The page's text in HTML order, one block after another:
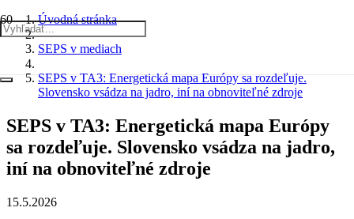
Úvodná stránka
SEPS v mediach
SEPS v TA3: Energetická mapa Európy sa rozdeľuje.
Slovensko vsádza na jadro, iní na obnoviteľné zdroje
SEPS v TA3: Energetická mapa Európy
sa rozdeľuje. Slovensko vsádza na jadro,
iní na obnoviteľné zdroje
15.5.2026